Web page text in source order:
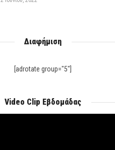
Διαφήμιση
[adrotate group="5"]
Video Clip Εβδομάδας